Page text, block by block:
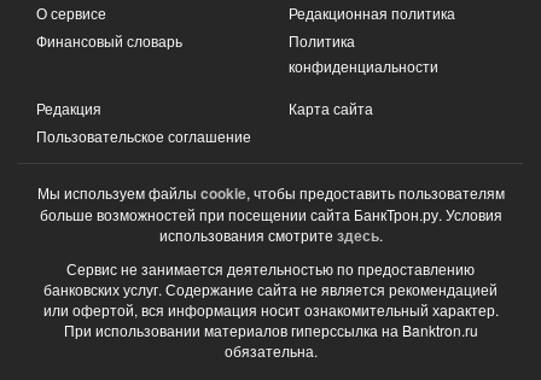
О сервисе
Финансовый словарь
Редакционная политика
Политика
конфиденциальности
Редакция
Пользовательское соглашение
Карта сайта
Мы используем файлы cookie, чтобы предоставить пользователям
больше возможностей при посещении сайта БанкТрон.ру. Условия
использования смотрите здесь.
Сервис не занимается деятельностью по предоставлению
банковских услуг. Содержание сайта не является рекомендацией
или офертой, вся информация носит ознакомительный характер.
При использовании материалов гиперссылка на Banktron.ru
обязательна.